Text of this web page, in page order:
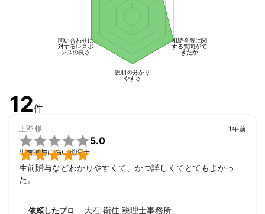
相続全般に関
する質問がで
きたか
説明の分かり
やすさ
問い合わせに
対するレスポ
ンスの良さ
1
12件
上野 様


5.0
生前贈与に強い税理士
1年前
生前贈与などわかりやすくて、かつ詳しくてとてもよかっ
た。
依頼したプロ 大石 衛佳 税理士事務所